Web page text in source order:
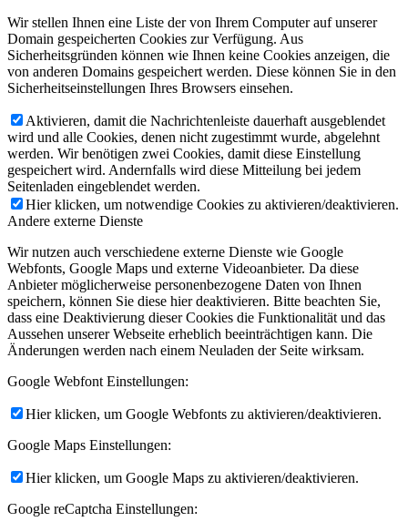
Wir stellen Ihnen eine Liste der von Ihrem Computer auf unserer
Domain gespeicherten Cookies zur Verfügung. Aus
Sicherheitsgründen können wie Ihnen keine Cookies anzeigen, die
von anderen Domains gespeichert werden. Diese können Sie in den
Sicherheitseinstellungen Ihres Browsers einsehen.
Aktivieren, damit die Nachrichtenleiste dauerhaft ausgeblendet
wird und alle Cookies, denen nicht zugestimmt wurde, abgelehnt
werden. Wir benötigen zwei Cookies, damit diese Einstellung
gespeichert wird. Andernfalls wird diese Mitteilung bei jedem
Seitenladen eingeblendet werden.
Hier klicken, um notwendige Cookies zu aktivieren/deaktivieren.
Andere externe Dienste
Wir nutzen auch verschiedene externe Dienste wie Google
Webfonts, Google Maps und externe Videoanbieter. Da diese
Anbieter möglicherweise personenbezogene Daten von Ihnen
speichern, können Sie diese hier deaktivieren. Bitte beachten Sie,
dass eine Deaktivierung dieser Cookies die Funktionalität und das
Aussehen unserer Webseite erheblich beeinträchtigen kann. Die
Änderungen werden nach einem Neuladen der Seite wirksam.
Google Webfont Einstellungen:
Hier klicken, um Google Webfonts zu aktivieren/deaktivieren.
Google Maps Einstellungen:
Hier klicken, um Google Maps zu aktivieren/deaktivieren.
Google reCaptcha Einstellungen: